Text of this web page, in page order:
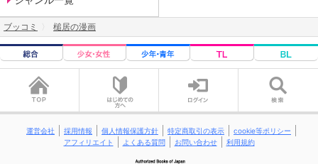
ブッコミ 槌居の漫画
運営会社 採用情報 個人情報保護方針 特定商取引の表示
cookie等ポリシー
アフィリエイト
よくある質問 お問い合わせ 利用規約